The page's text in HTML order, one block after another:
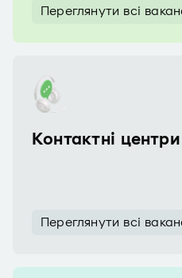
Переглянути всі
Контактні
Переглянути всі